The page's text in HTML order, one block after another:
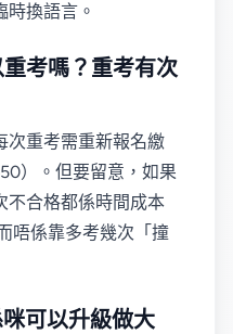
換語言。
考嗎？重考有次
次重考需重新報名繳
）。但要留意，如果
不合格都係時間成本
係靠多考幾次「撞
可以升級做大